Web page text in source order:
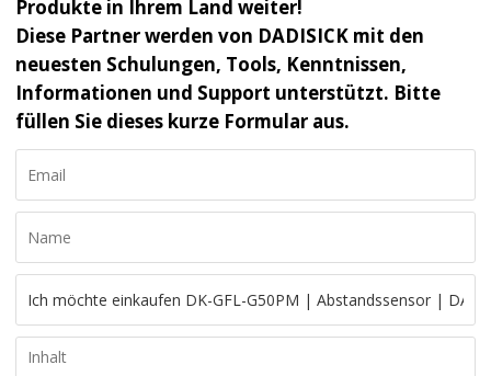
Produkte in Ihrem Land weiter!
Diese Partner werden von DADISICK mit den
neuesten Schulungen, Tools, Kenntnissen,
Informationen und Support unterstützt. Bitte
füllen Sie dieses kurze Formular aus.